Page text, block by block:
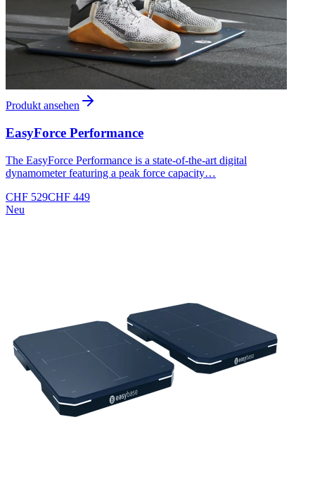
Produkt ansehen
EasyForce Performance
The EasyForce Performance is a state-of-the-art digital
dynamometer featuring a peak force capacity…
CHF 529CHF 449
Neu